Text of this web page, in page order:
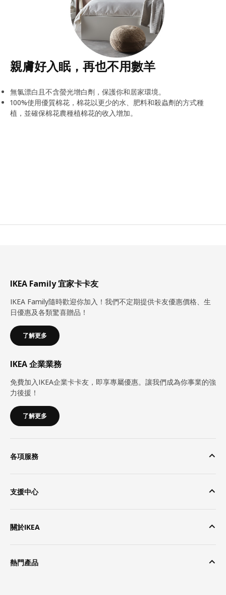
親膚好入眠，再也不用數羊
無氯漂白且不含螢光增白劑，保護你和居家環境。
100%使用優質棉花，棉花以更少的水、肥料和殺蟲劑的方式種
植，並確保棉花農種植棉花的收入增加。
IKEA Family 宜家卡卡友
IKEA Family隨時歡迎你加入！我們不定期提供卡友優惠價格、生
日優惠及各類驚喜贈品！
了解更多
IKEA 企業業務
免費加入IKEA企業卡卡友，即享專屬優惠。讓我們成為你事業的強
力後援！
了解更多
各項服務
支援中心
關於IKEA
熱門產品